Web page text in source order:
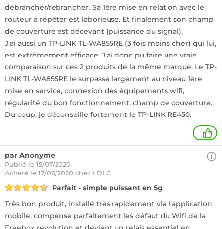
débrancher/rebrancher. Sa 1ère mise en relation avec le
routeur à répéter est laborieuse. Et finalement son champ
de couverture est décevant (puissance du signal).
J'ai aussi un TP-LINK TL-WA855RE (3 fois moins cher) qui lui,
est extrêmement efficace. J'ai donc pu faire une vraie
comparaison sur ces 2 produits de la même marque. Le TP-
LINK TL-WA855RE le surpasse largement au niveau 1ère
mise en service, connexion des équipements wifi,
régularité du bon fonctionnement, champ de couverture.
Du coup, je déconseille fortement le TP-LINK RE450.
4
par Anonyme
Publié le 15/07/2020
Acheté le 17/06/2020 chez LDLC
Parfait - simple puissant en 5g
Très bon produit, installé très rapidement via l'application
mobile, compense parfaitement les défaut du Wifi de la